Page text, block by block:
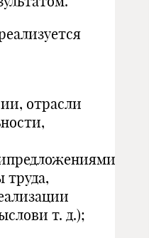
отрасли
труда,
т. д.);